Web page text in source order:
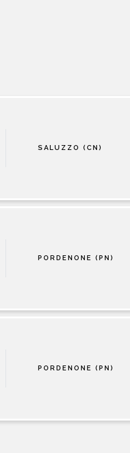
SALUZZO (CN)
PORDENONE (PN)
PORDENONE (PN)